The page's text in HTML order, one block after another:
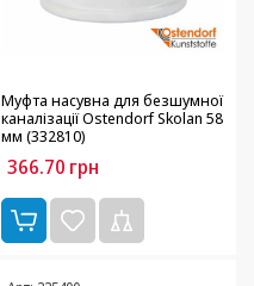
Муфта насувна для безшумної
каналізації Ostendorf Skolan 58
мм (332810)
366.70 грн